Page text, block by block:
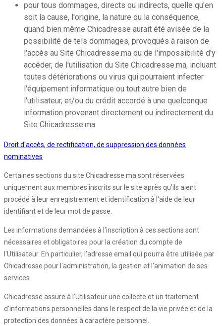
pour tous dommages, directs ou indirects, quelle qu'en
soit la cause, l'origine, la nature ou la conséquence,
quand bien même Chicadresse aurait été avisée de la
possibilité de tels dommages, provoqués à raison de
l'accès au Site Chicadresse.ma ou de l'impossibilité d'y
accéder, de l'utilisation du Site Chicadresse.ma, incluant
toutes détériorations ou virus qui pourraient infecter
l'équipement informatique ou tout autre bien de
l'utilisateur, et/ou du crédit accordé à une quelconque
information provenant directement ou indirectement du
Site Chicadresse.ma
Droit d'accès, de rectification, de suppression des données
nominatives
Certaines sections du site Chicadresse.ma sont réservées
uniquement aux membres inscrits sur le site après qu’ils aient
procédé à leur enregistrement et identification à l'aide de leur
identifiant et de leur mot de passe.
Les informations demandées à l’inscription à ces sections sont
nécessaires et obligatoires pour la création du compte de
l'Utilisateur. En particulier, l'adresse email qui pourra être utilisée par
Chicadresse pour l'administration, la gestion et l'animation de ses
services.
Chicadresse assure à l'Utilisateur une collecte et un traitement
d'informations personnelles dans le respect de la vie privée et de la
protection des données à caractère personnel.